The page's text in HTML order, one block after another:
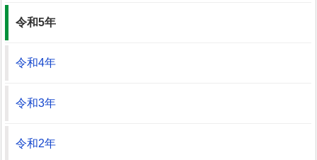
令和5年
令和4年
令和3年
令和2年